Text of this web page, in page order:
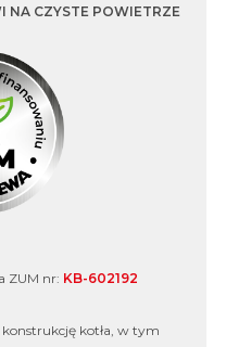
NA CZYSTE POWIETRZE
ZUM nr: KB-602192
kotła, w tym